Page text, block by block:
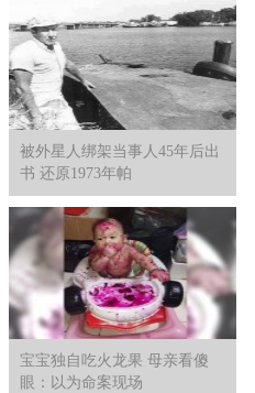
被外星人绑架当事人45年后出
书 还原1973年帕
宝宝独自吃火龙果 母亲看傻
眼：以为命案现场